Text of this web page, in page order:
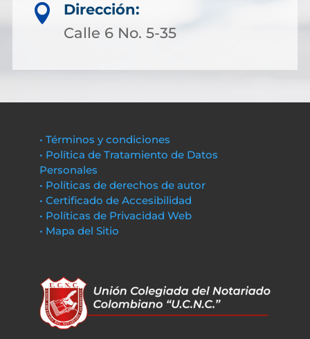

Dirección:
Calle 6 No. 5-35
• Términos y condiciones
• Política de Tratamiento de Datos
Personales
• Políticas de derechos de autor
• Certificado de Accesibilidad
• Políticas de Privacidad Web
• Mapa del Sitio